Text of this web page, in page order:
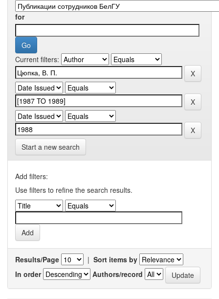
for
Current filters:
Start a new search
Add filters:
Use filters to refine the search results.
Results/Page | Sort items by
In order
Authors/record